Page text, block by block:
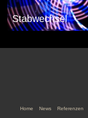
Stabwechsel
Home News Referenzen